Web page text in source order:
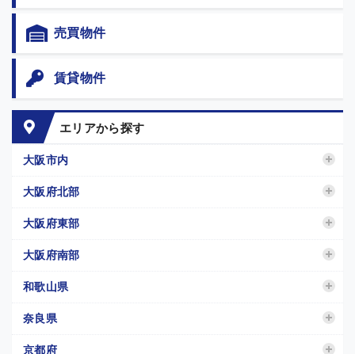
売買物件
賃貸物件
エリアから探す
大阪市内
大阪府北部
大阪府東部
大阪府南部
和歌山県
奈良県
京都府